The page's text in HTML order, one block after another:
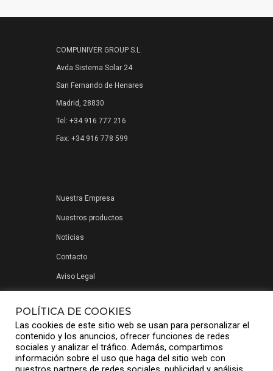
COMPUNIVER GROUP S.L.
Avda Sistema Solar 24
San Fernando de Henares
Madrid, 28830
Tel: +34 916 777 216
Fax: +34 916 778 599
Nuestra Empresa
Nuestros productos
Noticias
Contacto
Aviso Legal
POLÍTICA DE COOKIES
Las cookies de este sitio web se usan para personalizar el
contenido y los anuncios, ofrecer funciones de redes
sociales y analizar el tráfico. Además, compartimos
información sobre el uso que haga del sitio web con